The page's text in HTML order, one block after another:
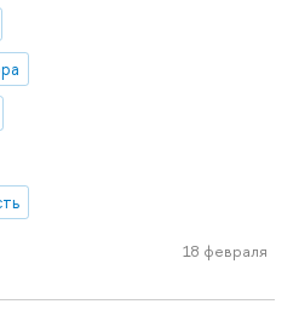
18 февраля